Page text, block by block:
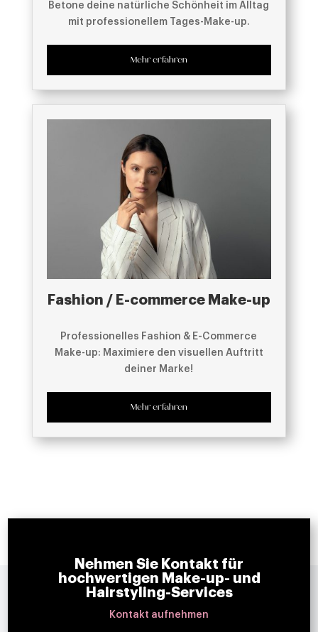
Betone deine natürliche Schönheit im Alltag
mit professionellem Tages-Make-up.
Mehr erfahren
Fashion / E-commerce Make-up
Professionelles Fashion & E-Commerce
Make-up: Maximiere den visuellen Auftritt
deiner Marke!
Mehr erfahren
Nehmen Sie Kontakt für
hochwertigen Make-up- und
Hairstyling-Services
Kontakt aufnehmen